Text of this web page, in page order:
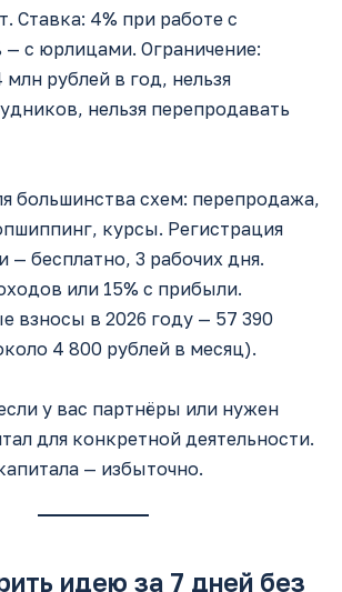
Ставка: 4% при работе с
— с юрлицами. Ограничение:
рублей в год, нельзя
нельзя перепродавать
большинства схем: перепродажа,
курсы. Регистрация
— бесплатно, 3 рабочих дня.
или 15% с прибыли.
взносы в 2026 году — 57 390
4 800 рублей в месяц).
у вас партнёры или нужен
для конкретной деятельности.
— избыточно.
идею за 7 дней без